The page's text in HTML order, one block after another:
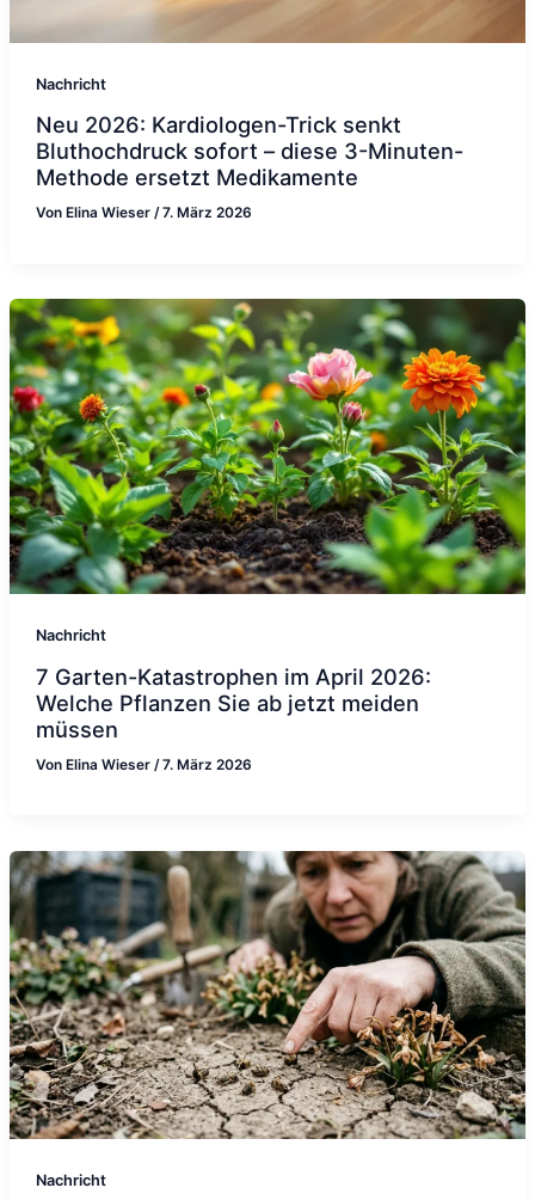
Nachricht
Neu 2026: Kardiologen-Trick senkt
Bluthochdruck sofort – diese 3-Minuten-
Methode ersetzt Medikamente
Von Elina Wieser /7. März 2026
Nachricht
7 Garten-Katastrophen im April 2026:
Welche Pflanzen Sie ab jetzt meiden
müssen
Von Elina Wieser /7. März 2026
Nachricht